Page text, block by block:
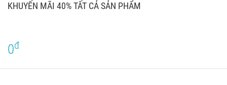
KHUYẾN MÃI 40% TẤT CẢ SẢN PHẨM
0đ